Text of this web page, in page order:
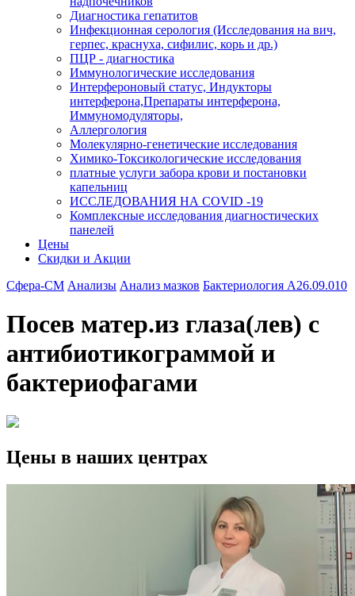
Диагностика гепатитов
Инфекционная серология (Исследования на вич,
герпес, краснуха, сифилис, корь и др.)
ПЦР - диагностика
Иммунологические исследования
Интерфероновый статус, Индукторы
интерферона,Препараты интерферона,
Иммуномодуляторы,
Аллергология
Молекулярно-генетические исследования
Химико-Токсикологические исследования
платные услуги забора крови и постановки
капельниц
ИССЛЕДОВАНИЯ НА COVID -19
Комплексные исследования диагностических
панелей
Цены
Скидки и Акции
Сфера-СМ Анализы Анализ мазков Бактериология A26.09.010
Посев матер.из глаза(лев) с
антибиотикограммой и
бактериофагами
Цены в наших центрах